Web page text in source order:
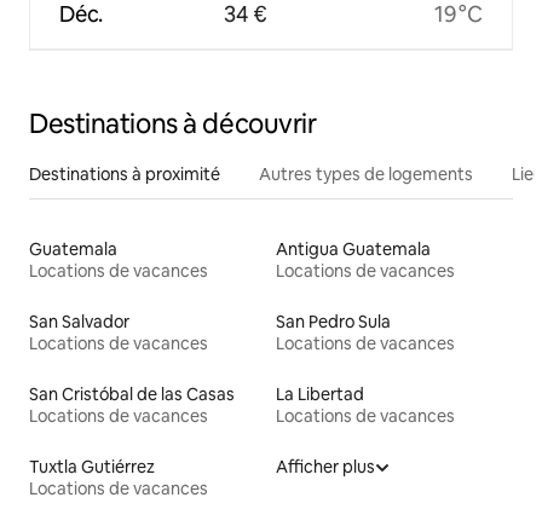
Déc. 34 € 19 °C
Destinations à découvrir
Destinations à proximité Autres types de logements
Guatemala
Locations de vacances
Antigua Guatemala
Locations de vacances
San Salvador
Locations de vacances
San Pedro Sula
Locations de vacances
San Cristóbal de las Casas
Locations de vacances
La Libertad
Locations de vacances
Tuxtla Gutiérrez
Locations de vacances
Afficher plus